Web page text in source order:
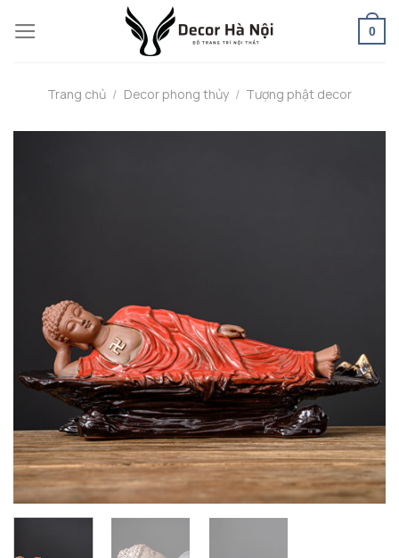
to
0
Trang chủ / Decor phong thủy / Tượng phật decor